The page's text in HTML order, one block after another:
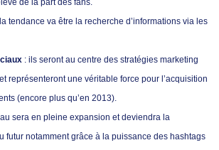
de la part des fans.
la tendance va être la recherche d’informations via les
: ils seront au centre des stratégies marketing
représenteront une véritable force pour l’acquisition
(encore plus qu’en 2013).
sera en pleine expansion et deviendra la
futur notamment grâce à la puissance des hashtags